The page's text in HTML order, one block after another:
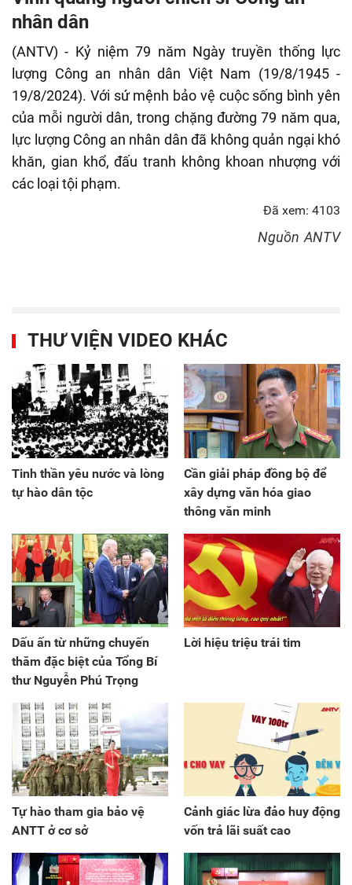
nhân dân
(ANTV) - Kỷ niệm 79 năm Ngày truyền thống lực
lượng Công an nhân dân Việt Nam (19/8/1945 -
19/8/2024). Với sứ mệnh bảo vệ cuộc sống bình yên
của mỗi người dân, trong chặng đường 79 năm qua,
lực lượng Công an nhân dân đã không quản ngại khó
khăn, gian khổ, đấu tranh không khoan nhượng với
các loại tội phạm.
Đã xem: 4103
Nguồn ANTV
THƯ VIỆN VIDEO KHÁC
Tinh thần yêu nước và lòng
tự hào dân tộc
Cần giải pháp đồng bộ để
xây dựng văn hóa giao
thông văn minh
Dấu ấn từ những chuyến
thăm đặc biệt của Tổng Bí
thư Nguyễn Phú Trọng
Lời hiệu triệu trái tim
Tự hào tham gia bảo vệ
ANTT ở cơ sở
Cảnh giác lừa đảo huy động
vốn trả lãi suất cao